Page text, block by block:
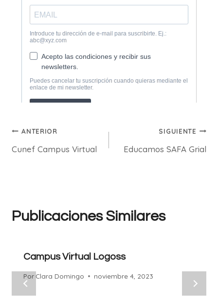
Navegación
de
ANTERIOR
Cunef Campus Virtual
SIGUIENTE
Educamos SAFA Grial
Publicaciones Similares
Campus Virtual Logoss
Por Clara Domingo noviembre 4, 2023